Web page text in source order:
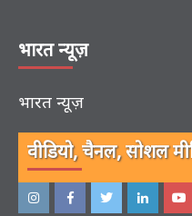
भारत न्यूज़
भारत न्यूज़
वीडियो, चैनल, सोशल
इंस्टाग्रामफेसबुकट्विटर ऑनलाईन
यू-